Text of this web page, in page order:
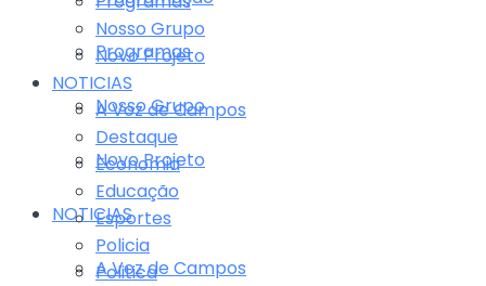
Programas
Nosso Grupo
Novo Projeto
NOTICIAS
A Voz de Campos
Nosso Grupo
Novo Projeto
NOTICIAS
A Voz de Campos
Destaque
Economia
Educação
Esportes
Policia
Politica